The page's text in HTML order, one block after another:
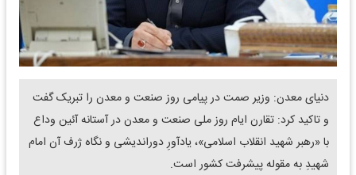
دنیای معدن: وزیر صمت در پیامی روز صنعت و معدن را تبریک گفت
و تاکید کرد: تقارن ایام روز ملی صنعت و معدن در آستانه آئین وداع
با «رهبر شهید انقلاب اسلامی»، یادآورِ دوراندیشی و نگاه ژرف آن امام
شهیدِ به مقوله پیشرفت کشور است.